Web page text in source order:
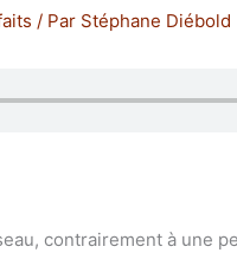
/ Par Stéphane Diébold
contrairement à une